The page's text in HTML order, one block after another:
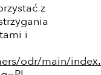
z
i
odr/main/